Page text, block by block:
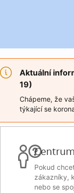
Aktuální
19)
Chápeme, že
týkající se
Pokud
zákazníky,
nebo se